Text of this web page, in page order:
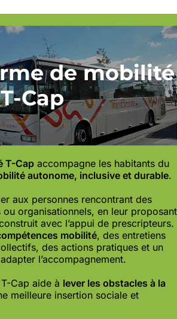
de mobilité
T-Cap
T-Cap accompagne les habitants du
autonome, inclusive et durable.
aux personnes rencontrant des
organisationnels, en leur proposant
avec l’appui de prescripteurs.
mobilité, des entretiens
des actions pratiques et un
l’accompagnement.
Cap aide à lever les obstacles à la
meilleure insertion sociale et